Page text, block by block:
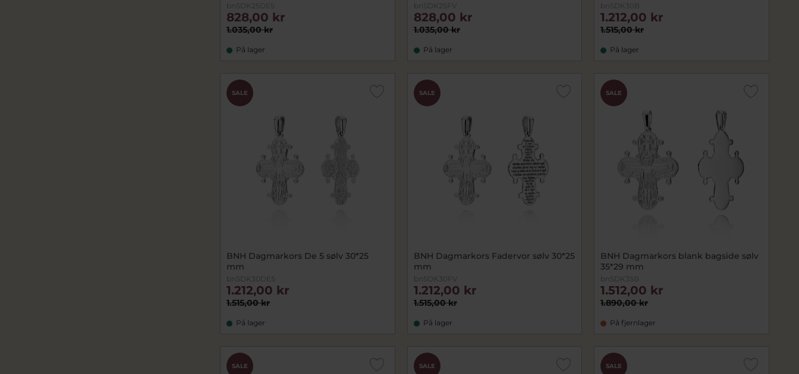
bnSDK25DE5
1.035,00 kr
828,00 kr
På lager
bnSDK25FV
1.035,00 kr
828,00 kr
På lager
bnSDK30B
1.515,00 kr
1.212,00 kr
På lager
SALE
BNH Dagmarkors De 5 sølv 30*25
mm
bnSDK30DE5
1.515,00 kr
1.212,00 kr
På lager
SALE
BNH Dagmarkors Fadervor sølv 30*25
mm
bnSDK30FV
1.515,00 kr
1.212,00 kr
På lager
SALE
BNH Dagmarkors blank bagside sølv
35*29 mm
bnSDK35B
1.890,00 kr
1.512,00 kr
På fjernlager
SALE SALE SALE